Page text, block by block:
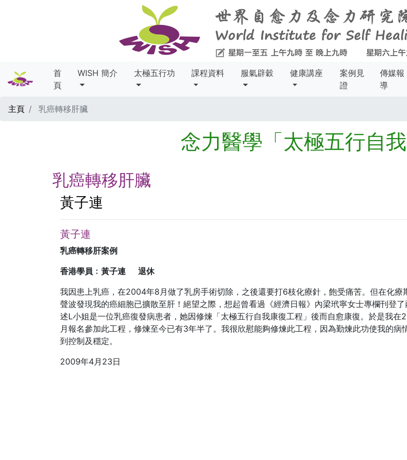
首
頁
WISH 簡介 太極五行功 課程資料 服氣辟穀 健康講座
案例見
證
傳媒報
導
主頁 乳癌轉移肝臟
念力醫學「太極五行自我
乳癌轉移肝臟
黃子連
黃子連
乳癌轉移肝案例
香港學員﹕黃子連 退休
我因患上乳癌，在2004年8月做了乳房手術切除，之後還要打6枝化療針，飽受痛苦。但在化療
聲波發現我的癌細胞已擴散至肝！絕望之際，想起曾看過《經濟日報》內梁玳寧女士專欄刊登
述L小姐是一位乳癌復發病患者，她因修煉「太極五行自我康復工程」後而自愈康復。於是我在
月報名參加此工程，修煉至今已有3年半了。我很欣慰能夠修煉此工程，因為勤煉此功使我的病
到控制及穩定。
2009年4月23日